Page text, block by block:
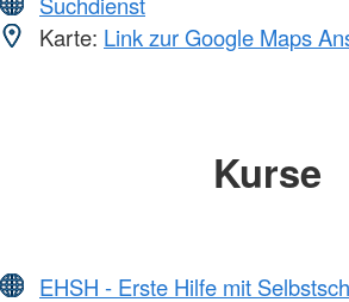
Karte: Link zur Google Maps
Kurse
EHSH - Erste Hilfe mit